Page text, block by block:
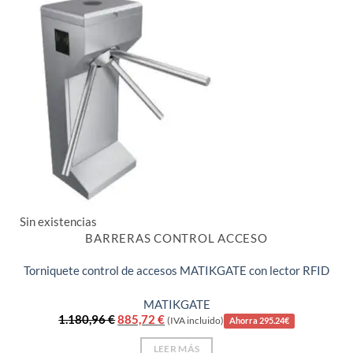
Sin existencias
BARRERAS CONTROL ACCESO
Torniquete control de accesos MATIKGATE con lector RFID
MATIKGATE
1.180,96€El
precio
original
885,72€El
precio
actual
(IVA incluido) Ahorra 295.24€
LEER MÁS